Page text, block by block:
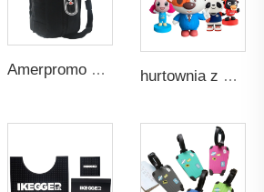
Amerpromo niestandardowa wysokiej jakości 3D miękka PVC wytłaczana etykieta z gumy, naszywka do odzieży, oryginalne upominki hurtownia z ponad 15-letnim stażem, niestandardowe, wysokiej jakości zabawki, produkuje figurki z kreskówek i anime z miękkiej gumy PVC